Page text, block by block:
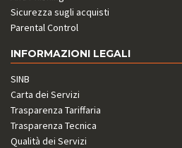
Sicurezza sugli acquisti
Parental Control
INFORMAZIONI LEGALI
SINB
Carta dei Servizi
Trasparenza Tariffaria
Trasparenza Tecnica
Qualità dei Servizi